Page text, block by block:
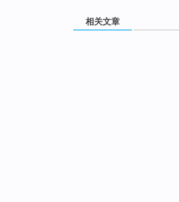
相关文章